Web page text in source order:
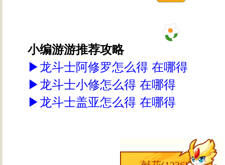
小编游游推荐攻略
▶龙斗士阿修罗怎么得 在哪得
▶龙斗士小修怎么得 在哪得
▶龙斗士盖亚怎么得 在哪得